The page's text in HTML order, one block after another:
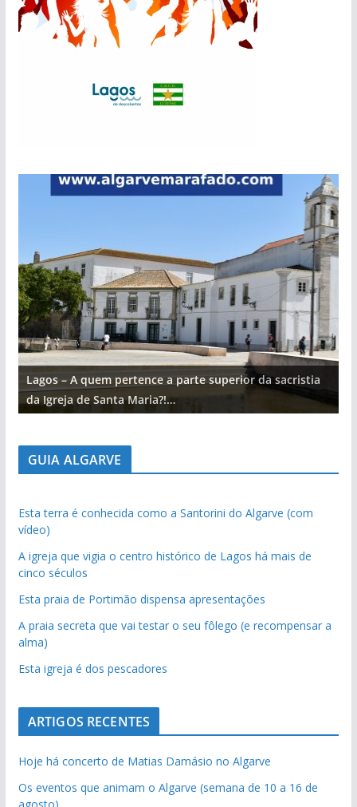
Lagos – A quem pertence a parte superior da sacristia
da Igreja de Santa Maria?!…
GUIA ALGARVE
Esta terra é conhecida como a Santorini do Algarve (com
vídeo)
A igreja que vigia o centro histórico de Lagos há mais de
cinco séculos
Esta praia de Portimão dispensa apresentações
A praia secreta que vai testar o seu fôlego (e recompensar a
alma)
Esta igreja é dos pescadores
ARTIGOS RECENTES
Hoje há concerto de Matias Damásio no Algarve
Os eventos que animam o Algarve (semana de 10 a 16 de